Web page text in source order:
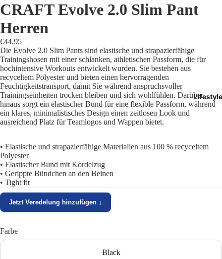
Trikots
Lifestyle
CRAFT Evolve 2.0 Slim Pant
Herren
€44,95
Die Evolve 2.0 Slim Pants sind elastische und strapazierfähige
Trainingshosen mit einer schlanken, athletischen Passform, die für
hochintensive Workouts entwickelt wurden. Sie bestehen aus
recyceltem Polyester und bieten einen hervorragenden
Feuchtigkeitstransport, damit Sie während anspruchsvoller
Trainingseinheiten trocken bleiben und sich wohlfühlen. Darüber
hinaus sorgt ein elastischer Bund für eine flexible Passform, während
ein klares, minimalistisches Design einen zeitlosen Look und
ausreichend Platz für Teamlogos und Wappen bietet.
• Elastische und strapazierfähige Materialien aus 100 % recyceltem
Polyester
• Elastischer Bund mit Kordelzug
• Gerippte Bündchen an den Beinen
• Tight fit
Jetzt Veredelung hinzufügen ↓
Farbe
Black